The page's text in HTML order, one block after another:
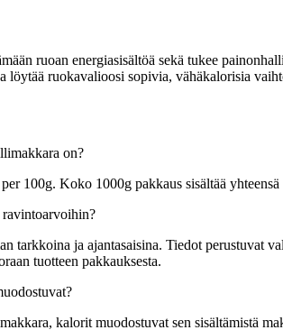
ruoan energiasisältöä sekä tukee
ruokavalioosi sopivia, vähäkalorisia
on?
100g. Koko 1000g pakkaus sisältää yhteensä
tarkkoina ja ajantasaisina. Tiedot
tuotteen pakkauksesta.
kalorit muodostuvat sen sisältämistä